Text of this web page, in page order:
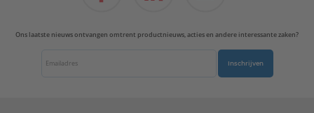
Ons laatste nieuws ontvangen omtrent productnieuws, acties en andere interessante zaken?
Inschrijven